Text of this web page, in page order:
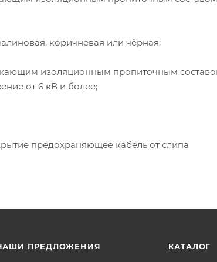
коричневая или чёрная;
изоляционным пропиточным
от 6 кВ и более;
предохраняющее кабель от слипа
ПРЕДЛОЖЕНИЯ КАТАЛОГ